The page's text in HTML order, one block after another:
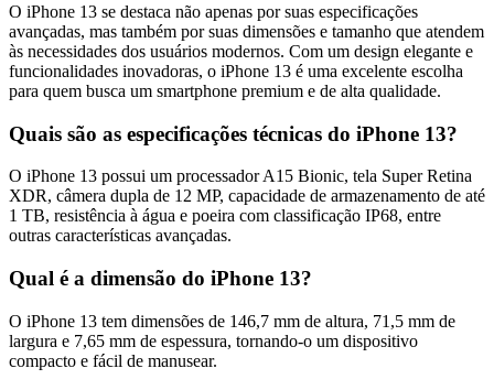
O iPhone 13 se destaca não apenas por suas especificações
avançadas, mas também por suas dimensões e tamanho que atendem
às necessidades dos usuários modernos. Com um design elegante e
funcionalidades inovadoras, o iPhone 13 é uma excelente escolha
para quem busca um smartphone premium e de alta qualidade.
Quais são as especificações técnicas do iPhone 13?
O iPhone 13 possui um processador A15 Bionic, tela Super Retina
XDR, câmera dupla de 12 MP, capacidade de armazenamento de até
1 TB, resistência à água e poeira com classificação IP68, entre
outras características avançadas.
Qual é a dimensão do iPhone 13?
O iPhone 13 tem dimensões de 146,7 mm de altura, 71,5 mm de
largura e 7,65 mm de espessura, tornando-o um dispositivo
compacto e fácil de manusear.